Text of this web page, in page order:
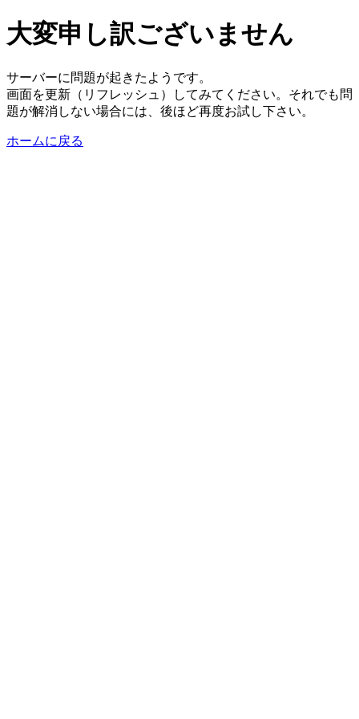
大変申し訳ございません
サーバーに問題が起きたようです。
画面を更新（リフレッシュ）してみてください。それでも問
題が解消しない場合には、後ほど再度お試し下さい。
ホームに戻る